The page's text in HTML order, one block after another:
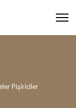
Pişiriciler